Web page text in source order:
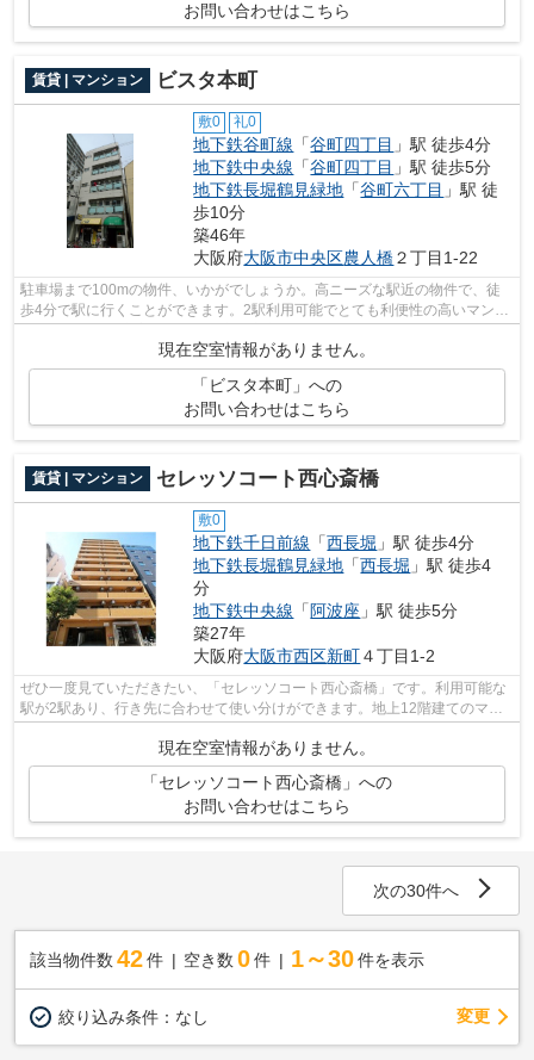
お問い合わせはこちら
賃貸 | マンション ビスタ本町
敷0 礼0
地下鉄谷町線 「谷町四丁目 」駅 徒歩4分
地下鉄中央線 「谷町四丁目 」駅 徒歩5分
地下鉄長堀鶴見緑地 「谷町六丁目 」駅 徒
歩10分
築46年
大阪府大阪市中央区農人橋２丁目1-22
駐車場まで100mの物件、いかがでしょうか。高ニーズな駅近の物件で、徒
歩4分で駅に行くことができます。2駅利用可能でとても利便性の高いマンシ
現在空室情報がありません。
「ビスタ本町」への
お問い合わせはこちら
賃貸 | マンション セレッソコート西心斎橋
敷0
地下鉄千日前線 「西長堀 」駅 徒歩4分
地下鉄長堀鶴見緑地 「西長堀 」駅 徒歩4
分
地下鉄中央線 「阿波座 」駅 徒歩5分
築27年
大阪府大阪市西区新町４丁目1-2
ぜひ一度見ていただきたい、「セレッソコート西心斎橋」です。利用可能な
駅が2駅あり、行き先に合わせて使い分けができます。地上12階建てのマン
ションは、弊社イチオシの物件です。エ...
現在空室情報がありません。
「セレッソコート西心斎橋」への
お問い合わせはこちら
次の30件へ
該当物件数 42件 空き数 0 件 1～30 件を表示
絞り込み条件： なし 変更